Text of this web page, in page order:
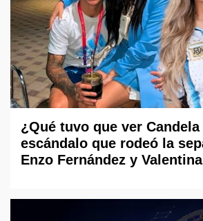
¿Qué tuvo que ver Candela
escándalo que rodeó la
Enzo Fernández y